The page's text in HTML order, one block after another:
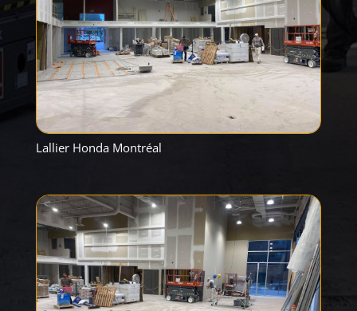
Lallier Honda Montréal